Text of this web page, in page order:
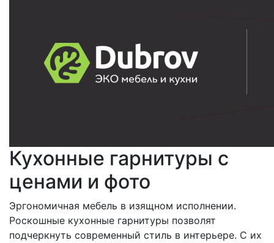
Кухонные гарнитуры с
ценами и фото
Эргономичная мебель в изящном исполнении.
Роскошные кухонные гарнитуры позволят
подчеркнуть современный стиль в интерьере. С их